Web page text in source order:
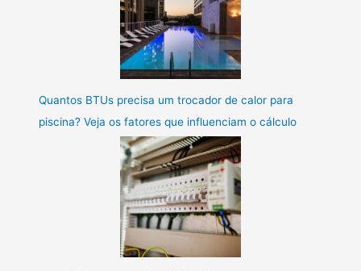
Quantos BTUs precisa um trocador de calor para
piscina? Veja os fatores que influenciam o cálculo